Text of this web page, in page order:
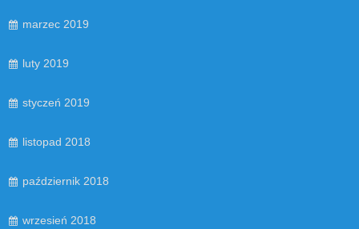
marzec 2019
luty 2019
styczeń 2019
listopad 2018
październik 2018
wrzesień 2018